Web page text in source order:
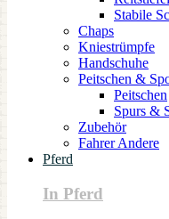
Stabile
Chaps
Kniestrümpfe
Handschuhe
Peitschen &
Peitschen
Spurs &
Zubehör
Fahrer Andere
Pferd
In Pferd